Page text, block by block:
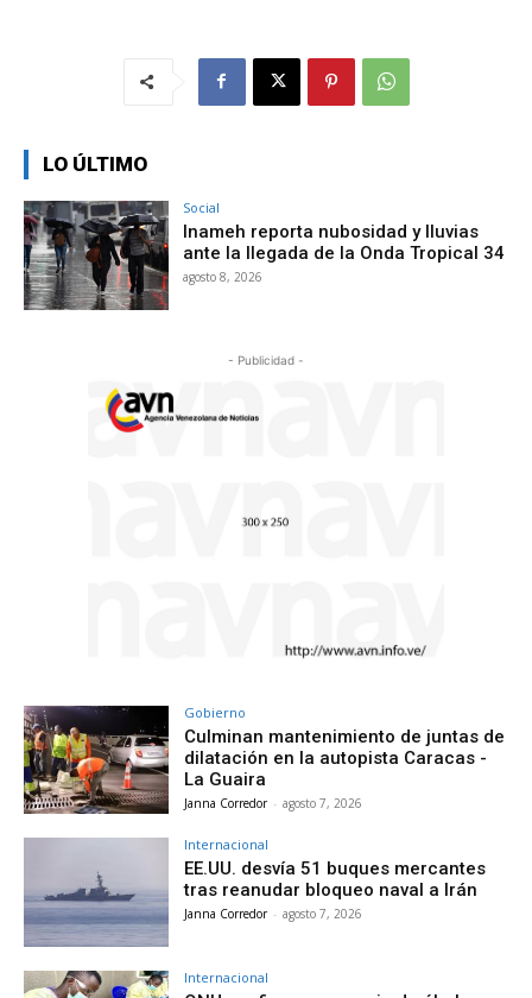
LO ÚLTIMO
Social
Inameh reporta nubosidad y lluvias
ante la llegada de la Onda Tropical 34
agosto 8, 2026
- Publicidad -
Gobierno
Culminan mantenimiento de juntas de
dilatación en la autopista Caracas -
La Guaira
Janna Corredor - agosto 7, 2026
Internacional
EE.UU. desvía 51 buques mercantes
tras reanudar bloqueo naval a Irán
Janna Corredor - agosto 7, 2026
Internacional